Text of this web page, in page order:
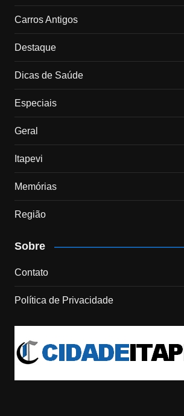
Carros Antigos
Destaque
Dicas de Saúde
Especiais
Geral
Itapevi
Memórias
Região
Sobre
Contato
Política de Privacidade